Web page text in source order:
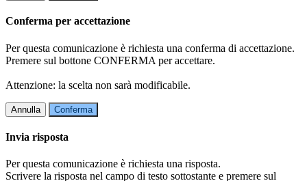
Conferma per accettazione
Per questa comunicazione è richiesta una conferma di accettazione.
Premere sul bottone CONFERMA per accettare.
Attenzione: la scelta non sarà modificabile.
Annulla Conferma
Invia risposta
Per questa comunicazione è richiesta una risposta.
Scrivere la risposta nel campo di testo sottostante e premere sul